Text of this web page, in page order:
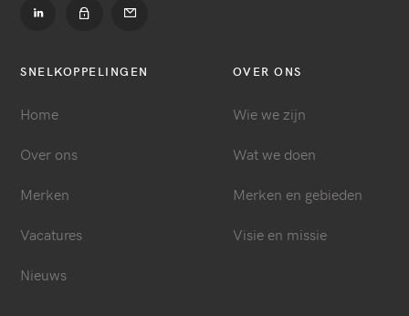
naar
Dealer
login
SNELKOPPELINGEN
Home
Over ons
Merken
Vacatures
Nieuws
OVER ONS
Wie we zijn
Wat we doen
Merken en gebieden
Visie en missie